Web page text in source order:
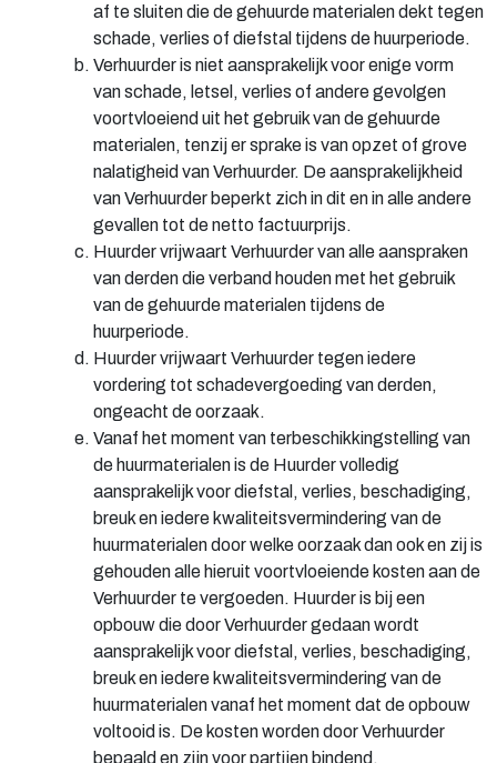
af te sluiten die de gehuurde materialen dekt tegen
schade, verlies of diefstal tijdens de huurperiode.
Verhuurder is niet aansprakelijk voor enige vorm
van schade, letsel, verlies of andere gevolgen
voortvloeiend uit het gebruik van de gehuurde
materialen, tenzij er sprake is van opzet of grove
nalatigheid van Verhuurder. De aansprakelijkheid
van Verhuurder beperkt zich in dit en in alle andere
gevallen tot de netto factuurprijs.
Huurder vrijwaart Verhuurder van alle aanspraken
van derden die verband houden met het gebruik
van de gehuurde materialen tijdens de
huurperiode.
Huurder vrijwaart Verhuurder tegen iedere
vordering tot schadevergoeding van derden,
ongeacht de oorzaak.
Vanaf het moment van terbeschikkingstelling van
de huurmaterialen is de Huurder volledig
aansprakelijk voor diefstal, verlies, beschadiging,
breuk en iedere kwaliteitsvermindering van de
huurmaterialen door welke oorzaak dan ook en zij is
gehouden alle hieruit voortvloeiende kosten aan de
Verhuurder te vergoeden. Huurder is bij een
opbouw die door Verhuurder gedaan wordt
aansprakelijk voor diefstal, verlies, beschadiging,
breuk en iedere kwaliteitsvermindering van de
huurmaterialen vanaf het moment dat de opbouw
voltooid is. De kosten worden door Verhuurder
bepaald en zijn voor partijen bindend.